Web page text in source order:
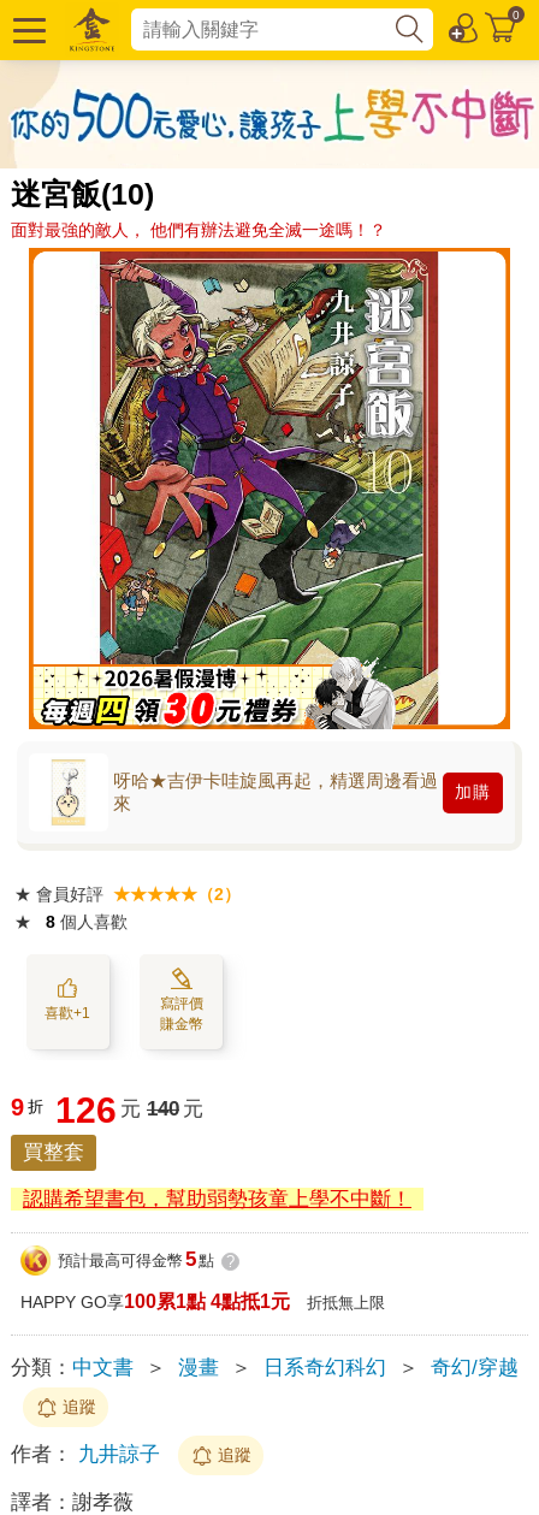
0
迷宮飯(10)
面對最強的敵人， 他們有辦法避免全滅一途嗎！？
呀哈★吉伊卡哇旋風再起，精選周邊看過
來
加購
★ 會員好評 ★★★★★（2）
★
8 個人喜歡
喜歡+1
寫評價
賺金幣
9 折 126 元 140 元
買整套
認購希望書包，幫助弱勢孩童上學不中斷！
預計最高可得金幣 5點 ?
HAPPY GO享100累1點 4點抵1元 折抵無上限
分類： 中文書 ＞ 漫畫 ＞ 日系奇幻科幻 ＞ 奇幻/穿越
追蹤
作者： 九井諒子 追蹤
譯者： 謝孝薇